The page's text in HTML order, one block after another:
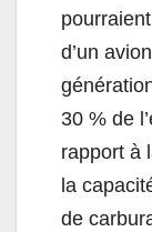
d’un
30 % de
rapport à
la
de